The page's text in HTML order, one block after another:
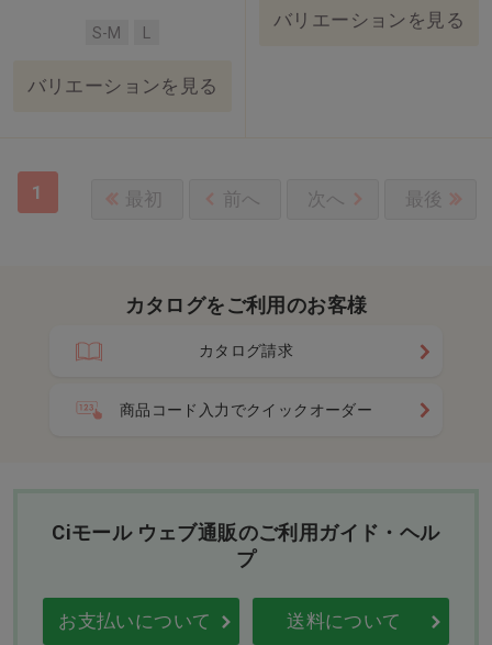
S-M
バリエーションを見る
バリエーションを見る
1 最初 前へ 次へ 最後
カタログをご利用のお客様
カタログ請求
商品コード入力でクイックオーダー
Ciモール ウェブ通販のご利用ガイド・ヘル
プ
お支払いについて 送料について